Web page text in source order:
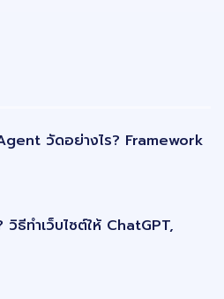
วัดอย่างไร? Framework
วิธีทำเว็บไซต์ให้ ChatGPT,